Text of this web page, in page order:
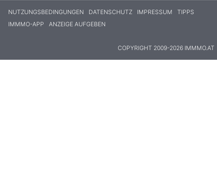
NUTZUNGSBEDINGUNGEN DATENSCHUTZ IMPRESSUM
TIPPS
IMMMO-APP
ANZEIGE AUFGEBEN
COPYRIGHT 2009-2026 IMMMO.AT